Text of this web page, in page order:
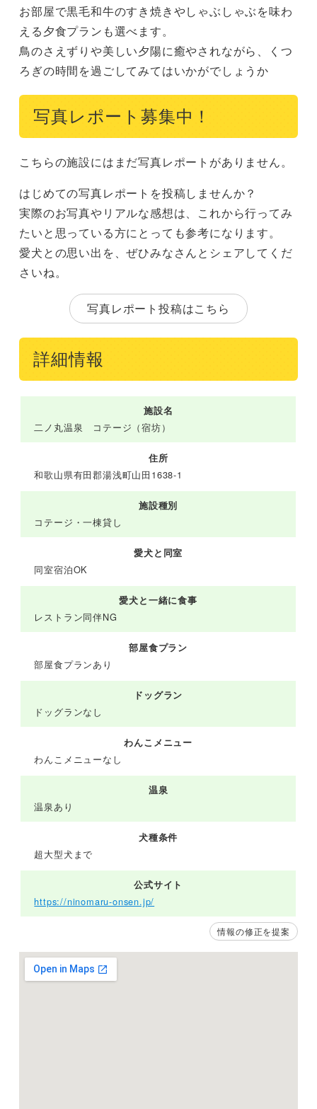
お部屋で黒毛和牛のすき焼きやしゃぶしゃぶを味わ
える夕食プランも選べます。
鳥のさえずりや美しい夕陽に癒やされながら、くつ
ろぎの時間を過ごしてみてはいかがでしょうか
写真レポート募集中！
こちらの施設にはまだ写真レポートがありません。
はじめての写真レポートを投稿しませんか？
実際のお写真やリアルな感想は、これから行ってみ
たいと思っている方にとっても参考になります。
愛犬との思い出を、ぜひみなさんとシェアしてくだ
さいね。
写真レポート投稿はこちら
詳細情報
施設名
二ノ丸温泉 コテージ（宿坊）
住所
和歌山県有田郡湯浅町山田1638-1
施設種別
コテージ・一棟貸し
愛犬と同室
同室宿泊OK
愛犬と一緒に食事
レストラン同伴NG
部屋食プラン
部屋食プランあり
ドッグラン
ドッグランなし
わんこメニュー
わんこメニューなし
温泉
温泉あり
犬種条件
超大型犬まで
公式サイト
https://ninomaru-onsen.jp/
情報の修正を提案